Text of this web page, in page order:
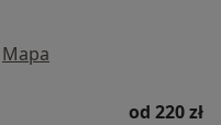
Mapa
od 220 zł